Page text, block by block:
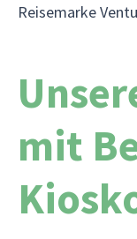
Reisemarke
mit